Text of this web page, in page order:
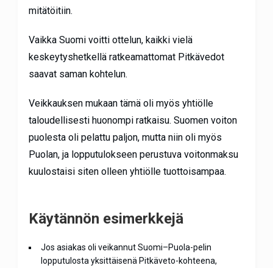
mitätöitiin.
Vaikka Suomi voitti ottelun, kaikki vielä
keskeytyshetkellä ratkeamattomat Pitkävedot
saavat saman kohtelun.
Veikkauksen mukaan tämä oli myös yhtiölle
taloudellisesti huonompi ratkaisu. Suomen voiton
puolesta oli pelattu paljon, mutta niin oli myös
Puolan, ja lopputulokseen perustuva voitonmaksu
kuulostaisi siten olleen yhtiölle tuottoisampaa.
Käytännön esimerkkejä
Jos asiakas oli veikannut Suomi–Puola-pelin
lopputulosta yksittäisenä Pitkäveto-kohteena,